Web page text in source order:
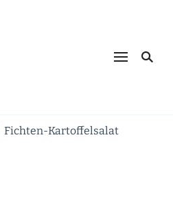
Schnabulieren, was die Natur einem
Fichten-Kartoffelsalat